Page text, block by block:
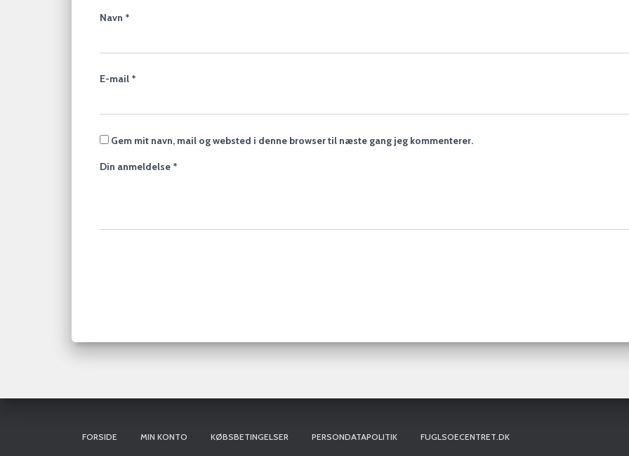
Navn *
E-mail *
Gem mit navn, mail og websted i denne browser til næste gang jeg kommenterer.
Din anmeldelse *
FORSIDE MIN KONTO KØBSBETINGELSER PERSONDATAPOLITIK FUGLSOECENTRET.DK